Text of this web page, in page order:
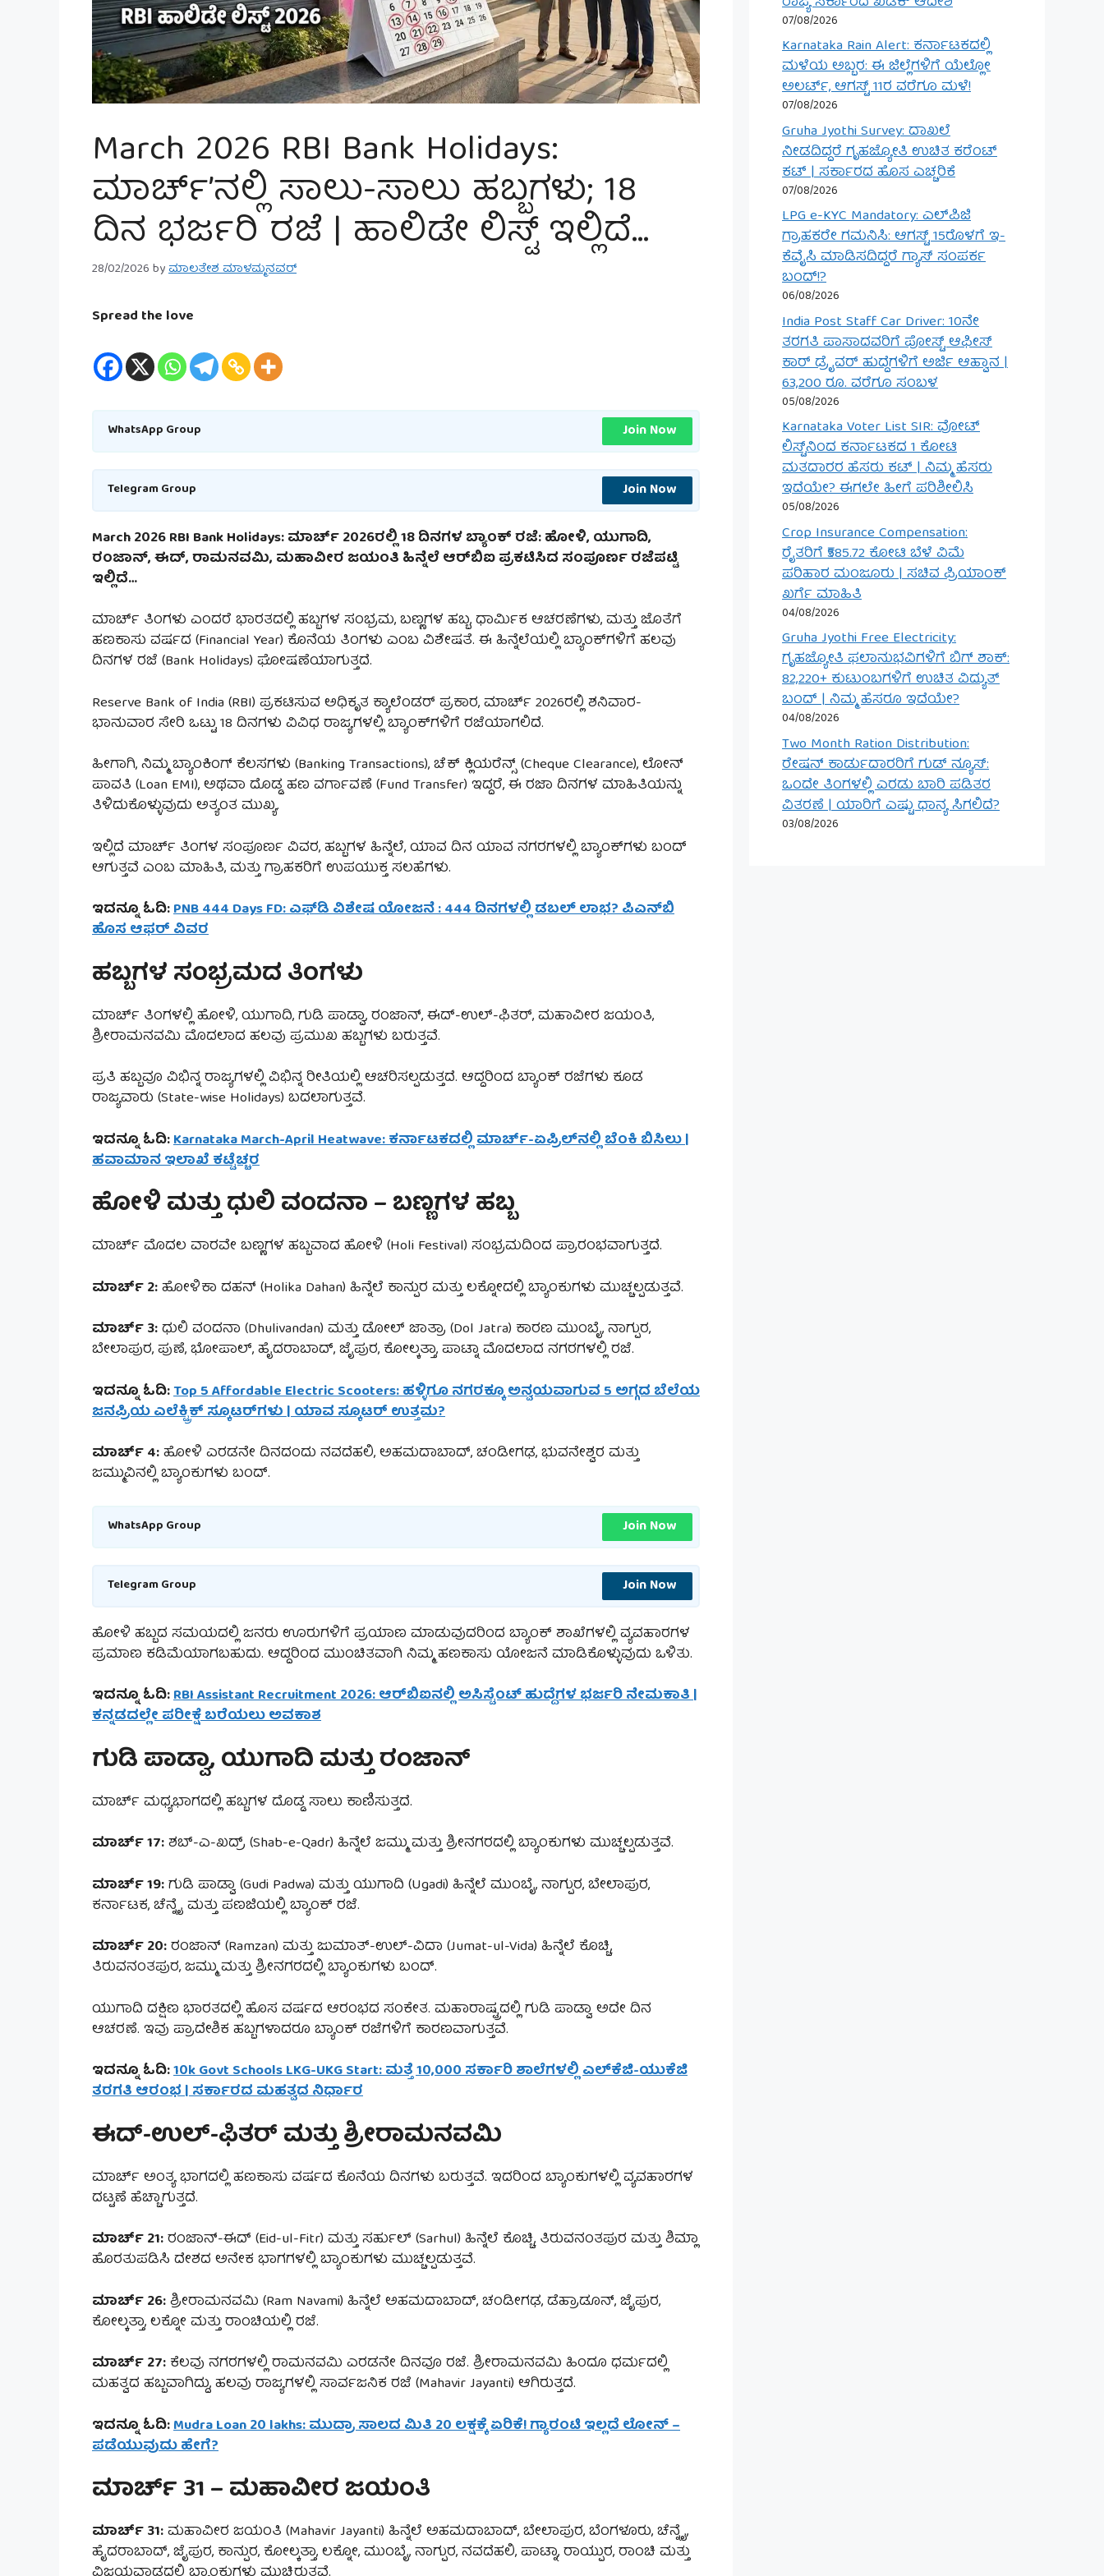
March 2026 RBI Bank Holidays:
ಮಾರ್ಚ್’ನಲ್ಲಿ ಸಾಲು-ಸಾಲು ಹಬ್ಬಗಳು; 18
ದಿನ ಭರ್ಜರಿ ರಜೆ | ಹಾಲಿಡೇ ಲಿಸ್ಟ್ ಇಲ್ಲಿದೆ…
28/02/2026byಮಾಲತೇಶ ಮಾಳಮ್ಮನವರ್
Spread the love
WhatsApp Group Join Now
Telegram Group Join Now
March 2026 RBI Bank Holidays: ಮಾರ್ಚ್ 2026ರಲ್ಲಿ 18 ದಿನಗಳ ಬ್ಯಾಂಕ್ ರಜೆ: ಹೋಳಿ, ಯುಗಾದಿ,
ರಂಜಾನ್, ಈದ್, ರಾಮನವಮಿ, ಮಹಾವೀರ ಜಯಂತಿ ಹಿನ್ನೆಲೆ ಆರ್‌ಬಿಐ ಪ್ರಕಟಿಸಿದ ಸಂಪೂರ್ಣ ರಜೆಪಟ್ಟಿ
ಇಲ್ಲಿದೆ…
ಮಾರ್ಚ್ ತಿಂಗಳು ಎಂದರೆ ಭಾರತದಲ್ಲಿ ಹಬ್ಬಗಳ ಸಂಭ್ರಮ, ಬಣ್ಣಗಳ ಹಬ್ಬ, ಧಾರ್ಮಿಕ ಆಚರಣೆಗಳು, ಮತ್ತು ಜೊತೆಗೆ
ಹಣಕಾಸು ವರ್ಷದ (Financial Year) ಕೊನೆಯ ತಿಂಗಳು ಎಂಬ ವಿಶೇಷತೆ. ಈ ಹಿನ್ನೆಲೆಯಲ್ಲಿ ಬ್ಯಾಂಕ್‌ಗಳಿಗೆ ಹಲವು
ದಿನಗಳ ರಜೆ (Bank Holidays) ಘೋಷಣೆಯಾಗುತ್ತದೆ.
Reserve Bank of India (RBI) ಪ್ರಕಟಿಸುವ ಅಧಿಕೃತ ಕ್ಯಾಲೆಂಡರ್ ಪ್ರಕಾರ, ಮಾರ್ಚ್ 2026ರಲ್ಲಿ ಶನಿವಾರ-
ಭಾನುವಾರ ಸೇರಿ ಒಟ್ಟು 18 ದಿನಗಳು ವಿವಿಧ ರಾಜ್ಯಗಳಲ್ಲಿ ಬ್ಯಾಂಕ್‌ಗಳಿಗೆ ರಜೆಯಾಗಲಿದೆ.
ಹೀಗಾಗಿ, ನಿಮ್ಮ ಬ್ಯಾಂಕಿಂಗ್ ಕೆಲಸಗಳು (Banking Transactions), ಚೆಕ್ ಕ್ಲಿಯರೆನ್ಸ್ (Cheque Clearance), ಲೋನ್
ಪಾವತಿ (Loan EMI), ಅಥವಾ ದೊಡ್ಡ ಹಣ ವರ್ಗಾವಣೆ (Fund Transfer) ಇದ್ದರೆ, ಈ ರಜಾ ದಿನಗಳ ಮಾಹಿತಿಯನ್ನು
ತಿಳಿದುಕೊಳ್ಳುವುದು ಅತ್ಯಂತ ಮುಖ್ಯ.
ಇಲ್ಲಿದೆ ಮಾರ್ಚ್ ತಿಂಗಳ ಸಂಪೂರ್ಣ ವಿವರ, ಹಬ್ಬಗಳ ಹಿನ್ನೆಲೆ, ಯಾವ ದಿನ ಯಾವ ನಗರಗಳಲ್ಲಿ ಬ್ಯಾಂಕ್‌ಗಳು ಬಂದ್
ಆಗುತ್ತವೆ ಎಂಬ ಮಾಹಿತಿ, ಮತ್ತು ಗ್ರಾಹಕರಿಗೆ ಉಪಯುಕ್ತ ಸಲಹೆಗಳು.
ಇದನ್ನೂ ಓದಿ:PNB 444 Days FD: ಎಫ್‌ಡಿ ವಿಶೇಷ ಯೋಜನೆ : 444 ದಿನಗಳಲ್ಲಿ ಡಬಲ್ ಲಾಭ? ಪಿಎನ್‌ಬಿ
ಹೊಸ ಆಫರ್ ವಿವರ
ಹಬ್ಬಗಳ ಸಂಭ್ರಮದ ತಿಂಗಳು
ಮಾರ್ಚ್ ತಿಂಗಳಲ್ಲಿ ಹೋಳಿ, ಯುಗಾದಿ, ಗುಡಿ ಪಾಡ್ವಾ, ರಂಜಾನ್, ಈದ್-ಉಲ್-ಫಿತರ್, ಮಹಾವೀರ ಜಯಂತಿ,
ಶ್ರೀರಾಮನವಮಿ ಮೊದಲಾದ ಹಲವು ಪ್ರಮುಖ ಹಬ್ಬಗಳು ಬರುತ್ತವೆ.
ಪ್ರತಿ ಹಬ್ಬವೂ ವಿಭಿನ್ನ ರಾಜ್ಯಗಳಲ್ಲಿ ವಿಭಿನ್ನ ರೀತಿಯಲ್ಲಿ ಆಚರಿಸಲ್ಪಡುತ್ತದೆ. ಆದ್ದರಿಂದ ಬ್ಯಾಂಕ್ ರಜೆಗಳು ಕೂಡ
ರಾಜ್ಯವಾರು (State-wise Holidays) ಬದಲಾಗುತ್ತವೆ.
ಇದನ್ನೂ ಓದಿ:Karnataka March-April Heatwave: ಕರ್ನಾಟಕದಲ್ಲಿ ಮಾರ್ಚ್-ಏಪ್ರಿಲ್‌ನಲ್ಲಿ ಬೆಂಕಿ ಬಿಸಿಲು |
ಹವಾಮಾನ ಇಲಾಖೆ ಕಟ್ಟೆಚ್ಚರ
ಹೋಳಿ ಮತ್ತು ಧುಲಿ ವಂದನಾ – ಬಣ್ಣಗಳ ಹಬ್ಬ
ಮಾರ್ಚ್ ಮೊದಲ ವಾರವೇ ಬಣ್ಣಗಳ ಹಬ್ಬವಾದ ಹೋಳಿ (Holi Festival) ಸಂಭ್ರಮದಿಂದ ಪ್ರಾರಂಭವಾಗುತ್ತದೆ.
ಮಾರ್ಚ್ 2:ಹೋಳಿಕಾ ದಹನ್ (Holika Dahan) ಹಿನ್ನೆಲೆ ಕಾನ್ಪುರ ಮತ್ತು ಲಕ್ನೋದಲ್ಲಿ ಬ್ಯಾಂಕುಗಳು ಮುಚ್ಚಲ್ಪಡುತ್ತವೆ.
ಮಾರ್ಚ್ 3:ಧುಲಿ ವಂದನಾ (Dhulivandan) ಮತ್ತು ಡೋಲ್ ಜಾತ್ರಾ (Dol Jatra) ಕಾರಣ ಮುಂಬೈ, ನಾಗ್ಪುರ,
ಬೇಲಾಪುರ, ಪುಣೆ, ಭೋಪಾಲ್, ಹೈದರಾಬಾದ್, ಜೈಪುರ, ಕೋಲ್ಕತ್ತಾ, ಪಾಟ್ನಾ ಮೊದಲಾದ ನಗರಗಳಲ್ಲಿ ರಜೆ.
ಇದನ್ನೂ ಓದಿ:Top 5 Affordable Electric Scooters: ಹಳ್ಳಿಗೂ ನಗರಕ್ಕೂ ಅನ್ವಯವಾಗುವ 5 ಅಗ್ಗದ ಬೆಲೆಯ
ಜನಪ್ರಿಯ ಎಲೆಕ್ಟ್ರಿಕ್ ಸ್ಕೂಟರ್‌ಗಳು | ಯಾವ ಸ್ಕೂಟರ್ ಉತ್ತಮ?
ಮಾರ್ಚ್ 4:ಹೋಳಿ ಎರಡನೇ ದಿನದಂದು ನವದೆಹಲಿ, ಅಹಮದಾಬಾದ್, ಚಂಡೀಗಢ, ಭುವನೇಶ್ವರ ಮತ್ತು
ಜಮ್ಮುವಿನಲ್ಲಿ ಬ್ಯಾಂಕುಗಳು ಬಂದ್.
WhatsApp Group Join Now
Telegram Group Join Now
ಹೋಳಿ ಹಬ್ಬದ ಸಮಯದಲ್ಲಿ ಜನರು ಊರುಗಳಿಗೆ ಪ್ರಯಾಣ ಮಾಡುವುದರಿಂದ ಬ್ಯಾಂಕ್ ಶಾಖೆಗಳಲ್ಲಿ ವ್ಯವಹಾರಗಳ
ಪ್ರಮಾಣ ಕಡಿಮೆಯಾಗಬಹುದು. ಆದ್ದರಿಂದ ಮುಂಚಿತವಾಗಿ ನಿಮ್ಮ ಹಣಕಾಸು ಯೋಜನೆ ಮಾಡಿಕೊಳ್ಳುವುದು ಒಳಿತು.
ಇದನ್ನೂ ಓದಿ:RBI Assistant Recruitment 2026: ಆರ್‌ಬಿಐನಲ್ಲಿ ಅಸಿಸ್ಟೆಂಟ್ ಹುದ್ದೆಗಳ ಭರ್ಜರಿ ನೇಮಕಾತಿ |
ಕನ್ನಡದಲ್ಲೇ ಪರೀಕ್ಷೆ ಬರೆಯಲು ಅವಕಾಶ
ಗುಡಿ ಪಾಡ್ವಾ, ಯುಗಾದಿ ಮತ್ತು ರಂಜಾನ್
ಮಾರ್ಚ್ ಮಧ್ಯಭಾಗದಲ್ಲಿ ಹಬ್ಬಗಳ ದೊಡ್ಡ ಸಾಲು ಕಾಣಿಸುತ್ತದೆ.
ಮಾರ್ಚ್ 17:ಶಬ್-ಎ-ಖದ್ರ್ (Shab-e-Qadr) ಹಿನ್ನೆಲೆ ಜಮ್ಮು ಮತ್ತು ಶ್ರೀನಗರದಲ್ಲಿ ಬ್ಯಾಂಕುಗಳು ಮುಚ್ಚಲ್ಪಡುತ್ತವೆ.
ಮಾರ್ಚ್ 19:ಗುಡಿ ಪಾಡ್ವಾ (Gudi Padwa) ಮತ್ತು ಯುಗಾದಿ (Ugadi) ಹಿನ್ನೆಲೆ ಮುಂಬೈ, ನಾಗ್ಪುರ, ಬೇಲಾಪುರ,
ಕರ್ನಾಟಕ, ಚೆನ್ನೈ ಮತ್ತು ಪಣಜಿಯಲ್ಲಿ ಬ್ಯಾಂಕ್ ರಜೆ.
ಮಾರ್ಚ್ 20:ರಂಜಾನ್ (Ramzan) ಮತ್ತು ಜುಮಾತ್-ಉಲ್-ವಿದಾ (Jumat-ul-Vida) ಹಿನ್ನೆಲೆ ಕೊಚ್ಚಿ,
ತಿರುವನಂತಪುರ, ಜಮ್ಮು ಮತ್ತು ಶ್ರೀನಗರದಲ್ಲಿ ಬ್ಯಾಂಕುಗಳು ಬಂದ್.
ಯುಗಾದಿ ದಕ್ಷಿಣ ಭಾರತದಲ್ಲಿ ಹೊಸ ವರ್ಷದ ಆರಂಭದ ಸಂಕೇತ. ಮಹಾರಾಷ್ಟ್ರದಲ್ಲಿ ಗುಡಿ ಪಾಡ್ವಾ ಅದೇ ದಿನ
ಆಚರಣೆ. ಇವು ಪ್ರಾದೇಶಿಕ ಹಬ್ಬಗಳಾದರೂ ಬ್ಯಾಂಕ್ ರಜೆಗಳಿಗೆ ಕಾರಣವಾಗುತ್ತವೆ.
ಇದನ್ನೂ ಓದಿ:10k Govt Schools LKG-UKG Start: ಮತ್ತೆ 10,000 ಸರ್ಕಾರಿ ಶಾಲೆಗಳಲ್ಲಿ ಎಲ್‌ಕೆಜಿ-ಯುಕೆಜಿ
ತರಗತಿ ಆರಂಭ | ಸರ್ಕಾರದ ಮಹತ್ವದ ನಿರ್ಧಾರ
ಈದ್-ಉಲ್-ಫಿತರ್ ಮತ್ತು ಶ್ರೀರಾಮನವಮಿ
ಮಾರ್ಚ್ ಅಂತ್ಯ ಭಾಗದಲ್ಲಿ ಹಣಕಾಸು ವರ್ಷದ ಕೊನೆಯ ದಿನಗಳು ಬರುತ್ತವೆ. ಇದರಿಂದ ಬ್ಯಾಂಕುಗಳಲ್ಲಿ ವ್ಯವಹಾರಗಳ
ದಟ್ಟಣೆ ಹೆಚ್ಚಾಗುತ್ತದೆ.
ಮಾರ್ಚ್ 21:ರಂಜಾನ್-ಈದ್ (Eid-ul-Fitr) ಮತ್ತು ಸರ್ಹುಲ್ (Sarhul) ಹಿನ್ನೆಲೆ ಕೊಚ್ಚಿ, ತಿರುವನಂತಪುರ ಮತ್ತು ಶಿಮ್ಲಾ
ಹೊರತುಪಡಿಸಿ ದೇಶದ ಅನೇಕ ಭಾಗಗಳಲ್ಲಿ ಬ್ಯಾಂಕುಗಳು ಮುಚ್ಚಲ್ಪಡುತ್ತವೆ.
ಮಾರ್ಚ್ 26:ಶ್ರೀರಾಮನವಮಿ (Ram Navami) ಹಿನ್ನೆಲೆ ಅಹಮದಾಬಾದ್, ಚಂಡೀಗಢ, ಡೆಹ್ರಾಡೂನ್, ಜೈಪುರ,
ಕೋಲ್ಕತ್ತಾ, ಲಕ್ನೋ ಮತ್ತು ರಾಂಚಿಯಲ್ಲಿ ರಜೆ.
ಮಾರ್ಚ್ 27: ಕೆಲವು ನಗರಗಳಲ್ಲಿ ರಾಮನವಮಿ ಎರಡನೇ ದಿನವೂ ರಜೆ. ಶ್ರೀರಾಮನವಮಿ ಹಿಂದೂ ಧರ್ಮದಲ್ಲಿ
ಮಹತ್ವದ ಹಬ್ಬವಾಗಿದ್ದು, ಹಲವು ರಾಜ್ಯಗಳಲ್ಲಿ ಸಾರ್ವಜನಿಕ ರಜೆ (Mahavir Jayanti) ಆಗಿರುತ್ತದೆ.
ಇದನ್ನೂ ಓದಿ:Mudra Loan 20 lakhs: ಮುದ್ರಾ ಸಾಲದ ಮಿತಿ 20 ಲಕ್ಷಕ್ಕೆ ಏರಿಕೆ! ಗ್ಯಾರಂಟಿ ಇಲ್ಲದೆ ಲೋನ್ –
ಪಡೆಯುವುದು ಹೇಗೆ?
ಮಾರ್ಚ್ 31 – ಮಹಾವೀರ ಜಯಂತಿ
ಮಾರ್ಚ್ 31:ಮಹಾವೀರ ಜಯಂತಿ (Mahavir Jayanti) ಹಿನ್ನೆಲೆ ಅಹಮದಾಬಾದ್, ಬೇಲಾಪುರ, ಬೆಂಗಳೂರು, ಚೆನ್ನೈ,
ಹೈದರಾಬಾದ್, ಜೈಪುರ, ಕಾನ್ಪುರ, ಕೋಲ್ಕತ್ತಾ, ಲಕ್ನೋ, ಮುಂಬೈ, ನಾಗ್ಪುರ, ನವದೆಹಲಿ, ಪಾಟ್ನಾ, ರಾಯ್ಪುರ, ರಾಂಚಿ ಮತ್ತು
07/08/2026
Karnataka Rain Alert: ಕರ್ನಾಟಕದಲ್ಲಿ
ಮಳೆಯ ಅಬ್ಬರ: ಈ ಜಿಲ್ಲೆಗಳಿಗೆ ಯೆಲ್ಲೋ
ಅಲರ್ಟ್, ಆಗಸ್ಟ್ 11ರ ವರೆಗೂ ಮಳೆ!
07/08/2026
Gruha Jyothi Survey: ದಾಖಲೆ
ನೀಡದಿದ್ದರೆ ಗೃಹಜ್ಯೋತಿ ಉಚಿತ ಕರೆಂಟ್
ಕಟ್ | ಸರ್ಕಾರದ ಹೊಸ ಎಚ್ಚರಿಕೆ
07/08/2026
LPG e-KYC Mandatory: ಎಲ್‌ಪಿಜಿ
ಗ್ರಾಹಕರೇ ಗಮನಿಸಿ: ಆಗಸ್ಟ್ 15ರೊಳಗೆ ಇ-
ಕೆವೈಸಿ ಮಾಡಿಸದಿದ್ದರೆ ಗ್ಯಾಸ್ ಸಂಪರ್ಕ
ಬಂದ್!?
06/08/2026
India Post Staff Car Driver: 10ನೇ
ತರಗತಿ ಪಾಸಾದವರಿಗೆ ಪೋಸ್ಟ್ ಆಫೀಸ್
ಕಾರ್ ಡ್ರೈವರ್ ಹುದ್ದೆಗಳಿಗೆ ಅರ್ಜಿ ಆಹ್ವಾನ |
63,200 ರೂ. ವರೆಗೂ ಸಂಬಳ
05/08/2026
Karnataka Voter List SIR: ವೋಟ್
ಲಿಸ್ಟ್‌ನಿಂದ ಕರ್ನಾಟಕದ 1 ಕೋಟಿ
ಮತದಾರರ ಹೆಸರು ಕಟ್ | ನಿಮ್ಮ ಹೆಸರು
ಇದೆಯೇ? ಈಗಲೇ ಹೀಗೆ ಪರಿಶೀಲಿಸಿ
05/08/2026
Crop Insurance Compensation:
ರೈತರಿಗೆ ₹585.72 ಕೋಟಿ ಬೆಳೆ ವಿಮೆ
ಪರಿಹಾರ ಮಂಜೂರು | ಸಚಿವ ಪ್ರಿಯಾಂಕ್
ಖರ್ಗೆ ಮಾಹಿತಿ
04/08/2026
Gruha Jyothi Free Electricity:
ಗೃಹಜ್ಯೋತಿ ಫಲಾನುಭವಿಗಳಿಗೆ ಬಿಗ್ ಶಾಕ್:
82,220+ ಕುಟುಂಬಗಳಿಗೆ ಉಚಿತ ವಿದ್ಯುತ್
ಬಂದ್ | ನಿಮ್ಮ ಹೆಸರೂ ಇದೆಯೇ?
04/08/2026
Two Month Ration Distribution:
ರೇಷನ್ ಕಾರ್ಡುದಾರರಿಗೆ ಗುಡ್ ನ್ಯೂಸ್:
ಒಂದೇ ತಿಂಗಳಲ್ಲಿ ಎರಡು ಬಾರಿ ಪಡಿತರ
ವಿತರಣೆ | ಯಾರಿಗೆ ಎಷ್ಟು ಧಾನ್ಯ ಸಿಗಲಿದೆ?
03/08/2026